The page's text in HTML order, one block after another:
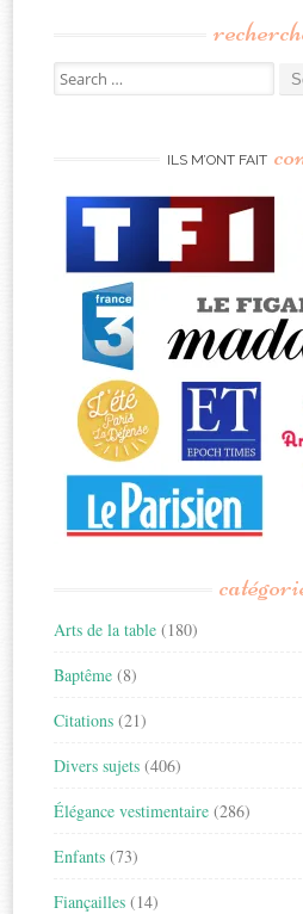
Search
for:
ILS M’ONT FAIT
Arts de la table (180)
Baptême (8)
Citations (21)
Divers sujets (406)
Élégance vestimentaire (286)
Enfants (73)
Fiançailles (14)